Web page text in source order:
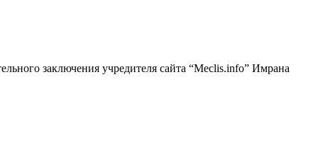
заключения учредителя сайта “Meclis.info” Имрана